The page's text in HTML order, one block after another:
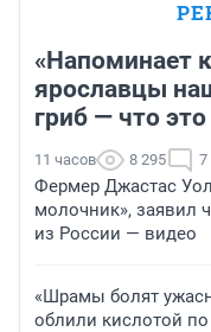
«Напоминает
ярославцы
гриб — что это
11 часов 8 295 7
Фермер Джастас
молочник», заявил
из России — видео
«Шрамы болят
облили кислотой